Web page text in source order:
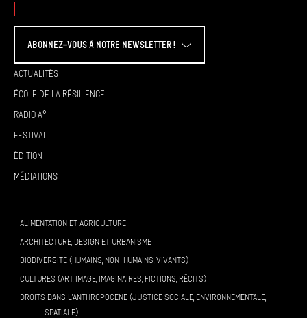
Abonnez-vous à Notre Newsletter !
Actualités
École de la résilience
Radio A°
Festival
Édition
Médiations
ALIMENTATION ET AGRICULTURE
ARCHITECTURE, DESIGN ET URBANISME
BIODIVERSITÉ (HUMAINS, NON-HUMAINS, VIVANTS)
CULTURES (ART, IMAGE, IMAGINAIRES, FICTIONS, RÉCITS)
DROITS DANS L’ANTHROPOCÈNE (JUSTICE SOCIALE, ENVIRONNEMENTALE,
SPATIALE)